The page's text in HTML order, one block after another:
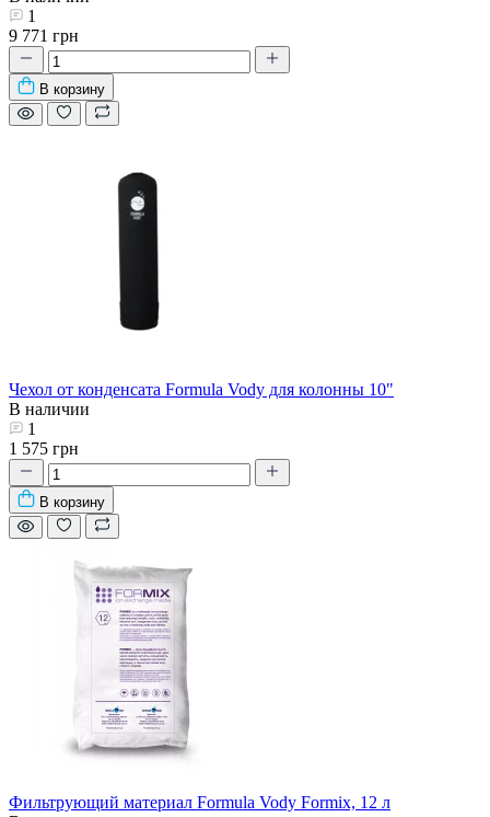
1
9 771 грн
В корзину
Чехол от конденсата Formula Vody для колонны 10"
В наличии
1
1 575 грн
В корзину
Фильтрующий материал Formula Vody Formix, 12 л